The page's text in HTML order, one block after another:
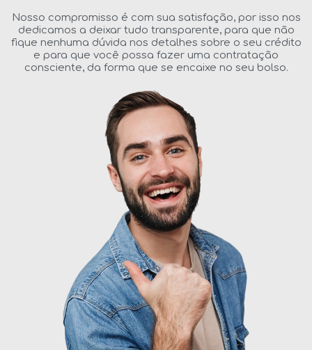
Nosso compromisso é com sua satisfação, por isso nos
dedicamos a deixar tudo transparente, para que não
fique nenhuma dúvida nos detalhes sobre o seu crédito
e para que você possa fazer uma contratação
consciente, da forma que se encaixe no seu bolso.